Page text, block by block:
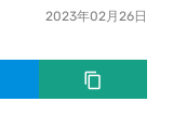
2023年02月26日